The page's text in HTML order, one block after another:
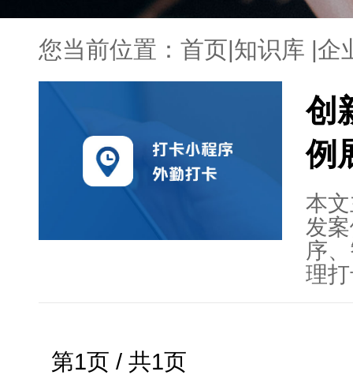
您当前位置： 首页|知识库 |企
创
例
本
发
序
理
第1页 / 共1页